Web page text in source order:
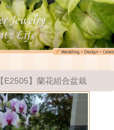
【E2505】蘭花組合盆栽